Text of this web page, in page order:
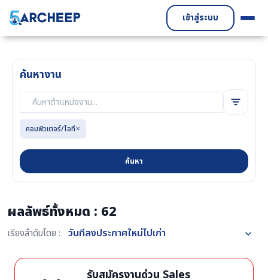
เข้าสู่ระบบ
ค้นหางาน
คอมพิวเตอร์/ไอที✕
ค้นหา
ผลลัพธ์ทั้งหมด : 62
เรียงลำดับโดย :
รับสมัครงานด่วน Sales